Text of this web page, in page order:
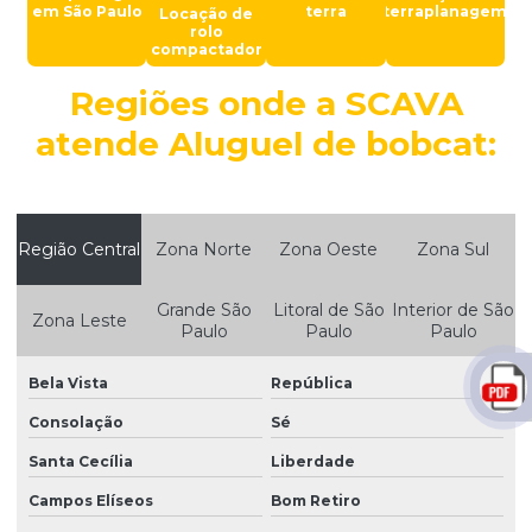
Demolição e terraplanagem
Desmonte de rochas
Destoca de eucalipto
Empresa de aterro de terra
Empresa de construção civil e terraplanagem
Empresa de demolição
Empresa de demolição de casas
Empresa de demolição com rompedor hidráulico
Empresa de demolição em são paulo
em São Paulo
Locação de
rolo
compactador
terra
terraplanagem
Regiões onde a SCAVA
atende Aluguel de bobcat:
Região Central Zona Norte Zona Oeste Zona Sul
Zona Leste
Grande São
Paulo
Litoral de São
Paulo
Interior de São
Paulo
Bela Vista República
Consolação Sé
Santa Cecília Liberdade
Campos Elíseos Bom Retiro